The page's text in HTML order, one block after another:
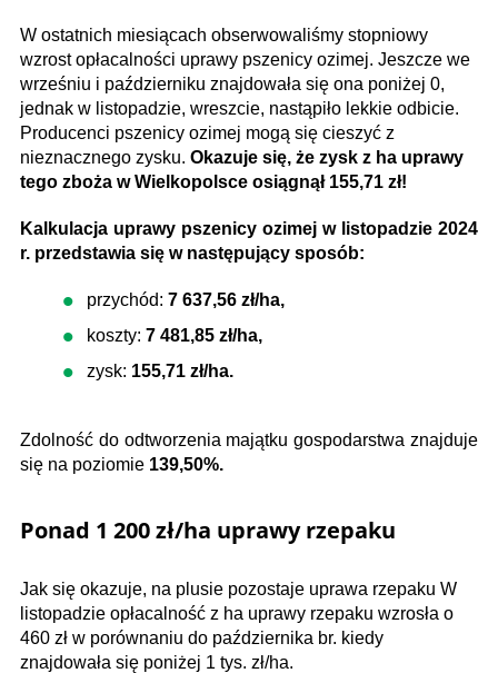
W ostatnich miesiącach obserwowaliśmy stopniowy
wzrost opłacalności uprawy pszenicy ozimej. Jeszcze we
wrześniu i październiku znajdowała się ona poniżej 0,
jednak w listopadzie, wreszcie, nastąpiło lekkie odbicie.
Producenci pszenicy ozimej mogą się cieszyć z
nieznacznego zysku. Okazuje się, że zysk z ha uprawy
tego zboża w Wielkopolsce osiągnął 155,71 zł!
Kalkulacja uprawy pszenicy ozimej w listopadzie 2024
r. przedstawia się w następujący sposób:
przychód: 7 637,56 zł/ha,
koszty: 7 481,85 zł/ha,
zysk: 155,71 zł/ha.
Zdolność do odtworzenia majątku gospodarstwa znajduje
się na poziomie 139,50%.
Ponad 1 200 zł/ha uprawy rzepaku
Jak się okazuje, na plusie pozostaje uprawa rzepaku W
listopadzie opłacalność z ha uprawy rzepaku wzrosła o
460 zł w porównaniu do października br. kiedy
znajdowała się poniżej 1 tys. zł/ha.